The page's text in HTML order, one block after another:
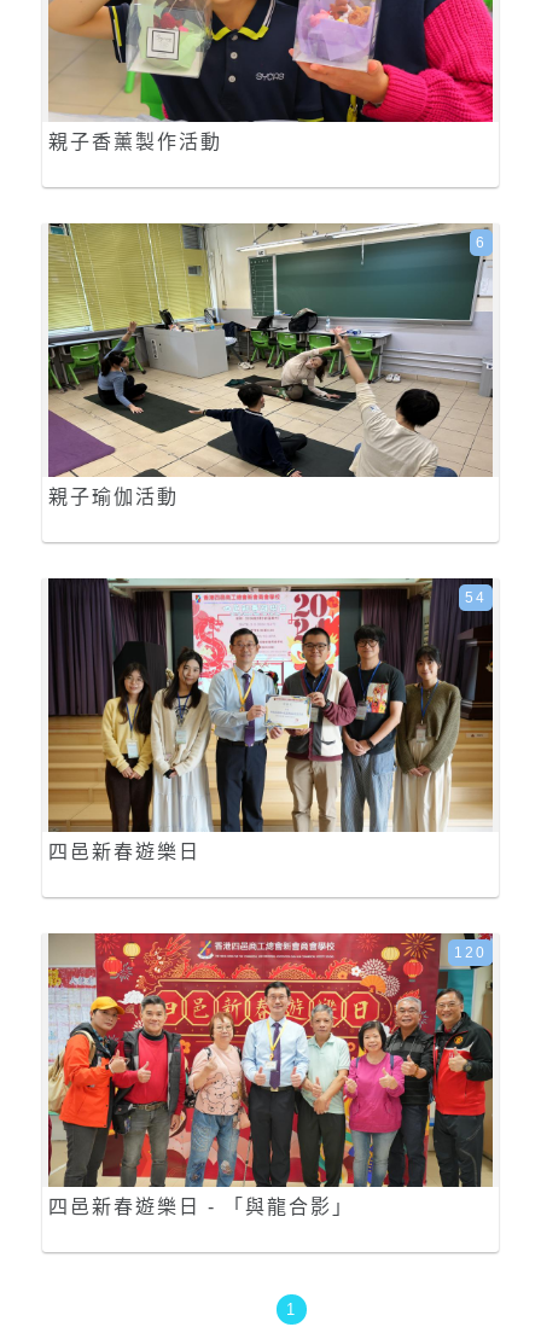
親子香薰製作活動
親子瑜伽活動
6
四邑新春遊樂日
54
四邑新春遊樂日 - 「與龍合影」
120
1